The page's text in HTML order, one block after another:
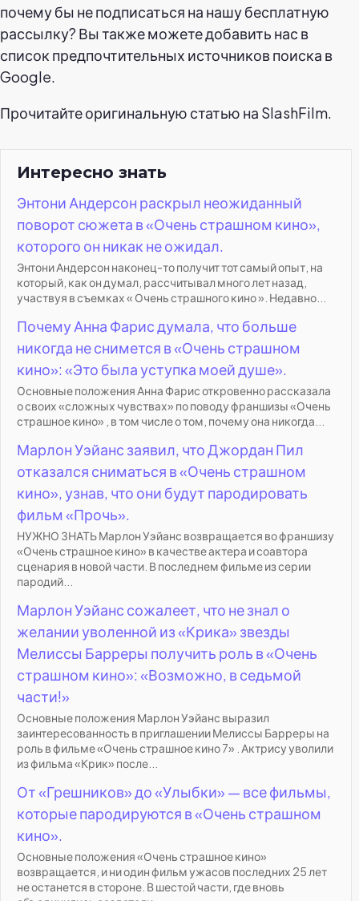
почему бы не подписаться на нашу бесплатную
рассылку? Вы также можете добавить нас в
список предпочтительных источников поиска в
Google.
Прочитайте оригинальную статью на SlashFilm.
Интересно знать
Энтони Андерсон раскрыл неожиданный
поворот сюжета в «Очень страшном кино»,
которого он никак не ожидал.
Энтони Андерсон наконец-то получит тот самый опыт, на
который, как он думал, рассчитывал много лет назад,
участвуя в съемках « Очень страшного кино ». Недавно...
Почему Анна Фарис думала, что больше
никогда не снимется в «Очень страшном
кино»: «Это была уступка моей душе».
Основные положения Анна Фарис откровенно рассказала
о своих «сложных чувствах» по поводу франшизы «Очень
страшное кино» , в том числе о том, почему она никогда...
Марлон Уэйанс заявил, что Джордан Пил
отказался сниматься в «Очень страшном
кино», узнав, что они будут пародировать
фильм «Прочь».
НУЖНО ЗНАТЬ Марлон Уэйанс возвращается во франшизу
«Очень страшное кино» в качестве актера и соавтора
сценария в новой части. В последнем фильме из серии
пародий...
Марлон Уэйанс сожалеет, что не знал о
желании уволенной из «Крика» звезды
Мелиссы Барреры получить роль в «Очень
страшном кино»: «Возможно, в седьмой
части!»
Основные положения Марлон Уэйанс выразил
заинтересованность в приглашении Мелиссы Барреры на
роль в фильме «Очень страшное кино 7» . Актрису уволили
из фильма «Крик» после...
От «Грешников» до «Улыбки» — все фильмы,
которые пародируются в «Очень страшном
кино».
Основные положения «Очень страшное кино»
возвращается, и ни один фильм ужасов последних 25 лет
не останется в стороне. В шестой части, где вновь